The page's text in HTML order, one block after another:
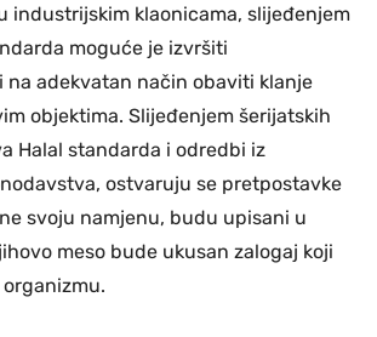
industrijskim klaonicama, slijeđenjem
moguće je izvršiti
na adekvatan način obaviti klanje
objektima. Slijeđenjem šerijatskih
Halal standarda i odredbi iz
ostvaruju se pretpostavke
svoju namjenu, budu upisani u
meso bude ukusan zalogaj koji